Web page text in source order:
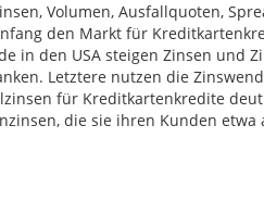
Volumen, Ausfallquoten,
den Markt für
in den USA steigen Zinsen und
Letztere nutzen die
für Kreditkartenkredite
die sie ihren Kunden etwa